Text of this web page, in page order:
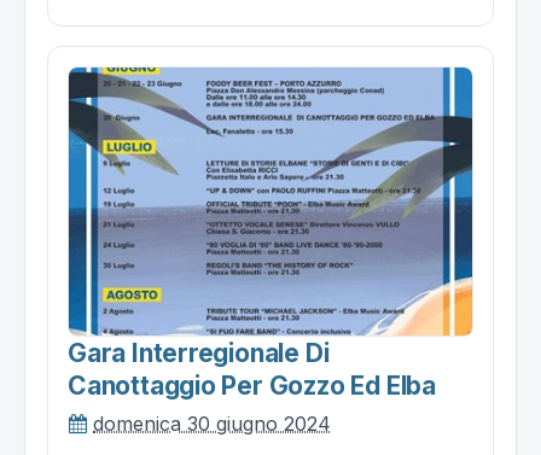
Gara Interregionale Di
Canottaggio Per Gozzo Ed Elba
domenica 30 giugno 2024